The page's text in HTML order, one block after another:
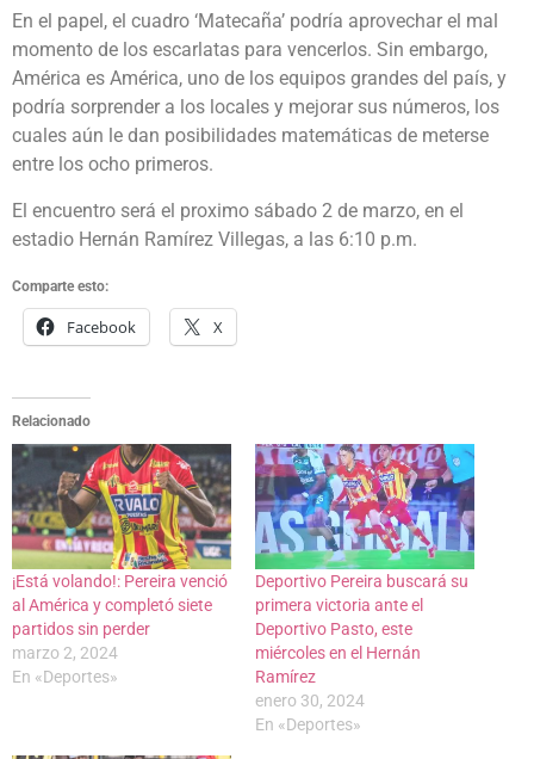
En el papel, el cuadro ‘Matecaña’ podría aprovechar el mal
momento de los escarlatas para vencerlos. Sin embargo,
América es América, uno de los equipos grandes del país, y
podría sorprender a los locales y mejorar sus números, los
cuales aún le dan posibilidades matemáticas de meterse
entre los ocho primeros.
El encuentro será el proximo sábado 2 de marzo, en el
estadio Hernán Ramírez Villegas, a las 6:10 p.m.
Comparte esto:
Facebook X
Relacionado
¡Está volando!: Pereira venció
al América y completó siete
partidos sin perder
marzo 2, 2024
En «Deportes»
Deportivo Pereira buscará su
primera victoria ante el
Deportivo Pasto, este
miércoles en el Hernán
Ramírez
enero 30, 2024
En «Deportes»